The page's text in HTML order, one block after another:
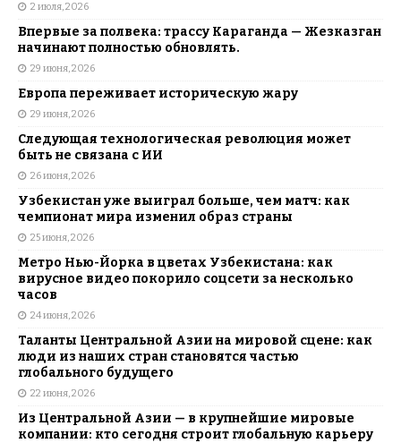
2 июля, 2026
Впервые за полвека: трассу Караганда — Жезказган
начинают полностью обновлять.
29 июня, 2026
Европа переживает историческую жару
29 июня, 2026
Следующая технологическая революция может
быть не связана с ИИ
26 июня, 2026
Узбекистан уже выиграл больше, чем матч: как
чемпионат мира изменил образ страны
25 июня, 2026
Метро Нью-Йорка в цветах Узбекистана: как
вирусное видео покорило соцсети за несколько
часов
24 июня, 2026
Таланты Центральной Азии на мировой сцене: как
люди из наших стран становятся частью
глобального будущего
22 июня, 2026
Из Центральной Азии — в крупнейшие мировые
компании: кто сегодня строит глобальную карьеру